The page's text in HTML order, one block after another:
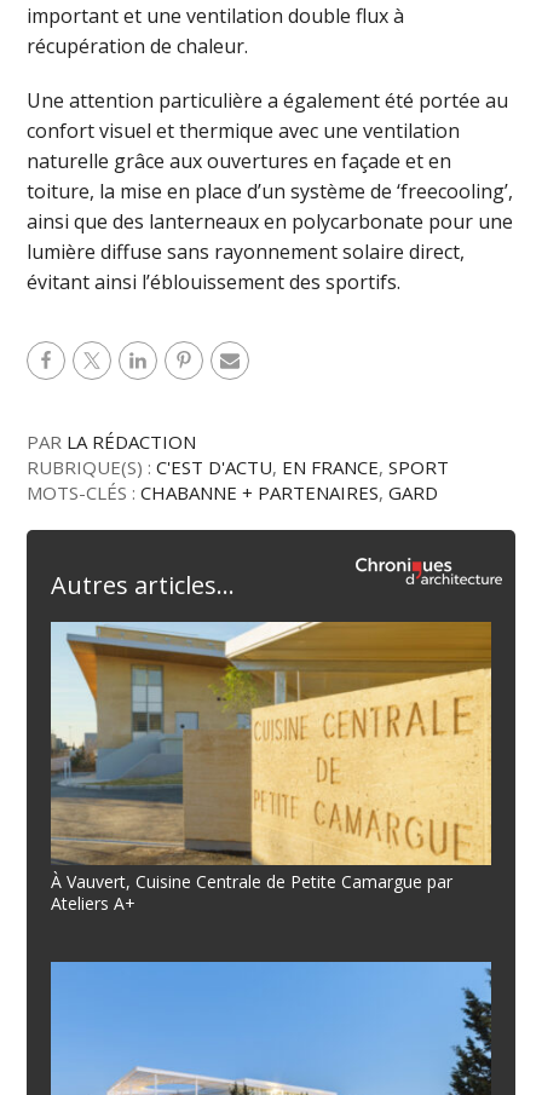
important et une ventilation double flux à
récupération de chaleur.
Une attention particulière a également été portée au
confort visuel et thermique avec une ventilation
naturelle grâce aux ouvertures en façade et en
toiture, la mise en place d’un système de ‘freecooling’,
ainsi que des lanterneaux en polycarbonate pour une
lumière diffuse sans rayonnement solaire direct,
évitant ainsi l’éblouissement des sportifs.
PAR LA RÉDACTION
RUBRIQUE(S) :C'EST D'ACTU, EN FRANCE,SPORT
MOTS-CLÉS :CHABANNE + PARTENAIRES,GARD
Autres articles...
À Vauvert, Cuisine Centrale de Petite Camargue par
Ateliers A+